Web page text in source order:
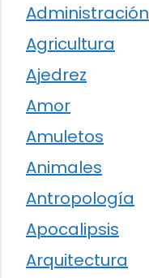
Administración
Agricultura
Ajedrez
Amor
Amuletos
Animales
Antropología
Apocalipsis
Arquitectura